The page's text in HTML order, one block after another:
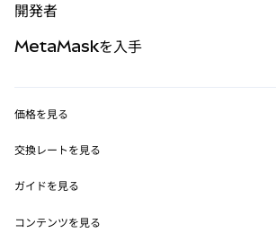
パーペチュアル
RWA
開発者
MetaMask Connect
Snaps
Web3サービス
MetaMaskを入手
セキュリティ
サポート
価格を見る
イーサリアムの価格
Solanaの価格
交換レートを見る
ETH→USD
USDT→INR
ガイドを見る
ETHの購入
コンテンツを見る